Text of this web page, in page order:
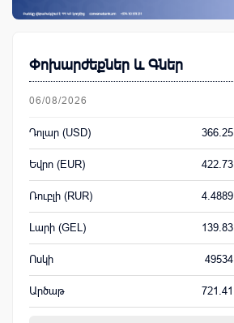
Փոխարժեքներ և Գներ
06/08/2026
Դոլար (USD) 366.25
Եվրո (EUR) 422.73
Ռուբլի (RUR) 4.4889
Լարի (GEL) 139.83
Ոսկի 49534
Արծաթ 721.41